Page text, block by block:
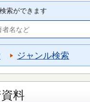
索ができます
ジャンル検索
料